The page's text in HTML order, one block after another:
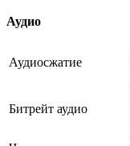
Аудио
Аудиосжатие
Битрейт аудио